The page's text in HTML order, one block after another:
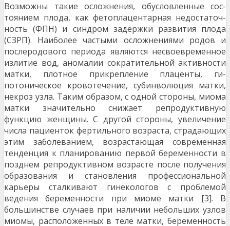
Возможны такие осложнения, обусловленные сос­
тоянием плода, как фетоплацентарная недостаточ­
ность (ФПН) и синдром задержки развития плода
(СЗРП). Наиболее частыми осложнениями родов и
послеродового периода являются несвоевремен­ное
излитие вод, аномалии сократительной актив­ности
матки, плотное прикрепление плаценты, ги­
потоническое кровотечение, субинволюция матки,
некроз узла. Таким образом, с одной стороны, мио­ма
матки значительно снижает репродуктивную
функцию женщины. С другой стороны, увеличение
числа пациенток фертильного возраста, страдаю­щих
этим заболеванием, возрастающая современ­ная
тенденция к планированию первой беременно­сти в
позднем репродуктивном возрасте после по­лучения
образования и становления профессиона­льной
карьеры сталкивают гинекологов с пробле­мой
ведения беременности при миоме матки [3]. В
большинстве случаев при наличии небольших уз­лов
миомы, расположенных в теле матки, беремен­ность